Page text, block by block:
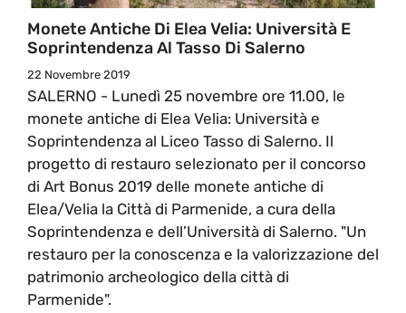
Monete Antiche Di Elea Velia: Università E
Soprintendenza Al Tasso Di Salerno
22 Novembre 2019
SALERNO - Lunedì 25 novembre ore 11.00, le
monete antiche di Elea Velia: Università e
Soprintendenza al Liceo Tasso di Salerno. Il
progetto di restauro selezionato per il concorso
di Art Bonus 2019 delle monete antiche di
Elea/Velia la Città di Parmenide, a cura della
Soprintendenza e dell’Università di Salerno. "Un
restauro per la conoscenza e la valorizzazione del
patrimonio archeologico della città di
Parmenide".